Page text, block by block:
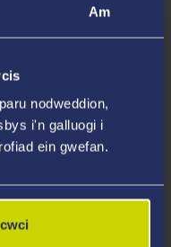
Am
nodweddion,
i'n galluogi i
ein gwefan.